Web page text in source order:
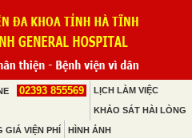
02393 855569 LỊCH LÀM VIỆC
KHẢO SÁT HÀI LÒNG
GIÁ VIỆN PHÍ HÌNH ẢNH